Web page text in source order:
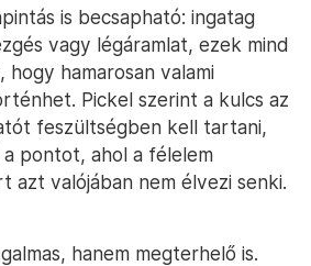
is becsapható: ingatag
vagy légáramlat, ezek mind
hamarosan valami
Pickel szerint a kulcs az
feszültségben kell tartani,
pontot, ahol a félelem
azt valójában nem élvezi senki.
hanem megterhelő is.